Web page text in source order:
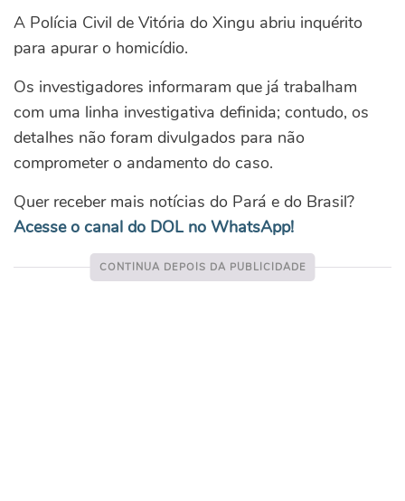
A Polícia Civil de Vitória do Xingu abriu inquérito
para apurar o homicídio.
Os investigadores informaram que já trabalham
com uma linha investigativa definida; contudo, os
detalhes não foram divulgados para não
comprometer o andamento do caso.
Quer receber mais notícias do Pará e do Brasil?
Acesse o canal do DOL no WhatsApp!